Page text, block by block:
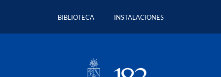
BIBLIOTECA INSTALACIONES